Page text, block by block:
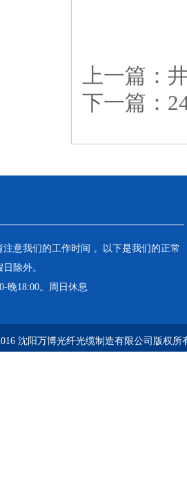
上一篇：
下一篇：
意我们的工作时间 。以下是我们的正常
除外。
晚18:00。周日休息
沈阳万博光纤光缆制造有限公司版权所